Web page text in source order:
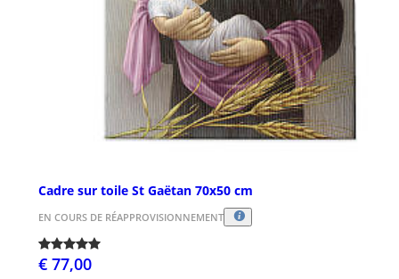
Cadre sur toile St Gaëtan 70x50 cm
EN COURS DE RÉAPPROVISIONNEMENT
€ 77,00